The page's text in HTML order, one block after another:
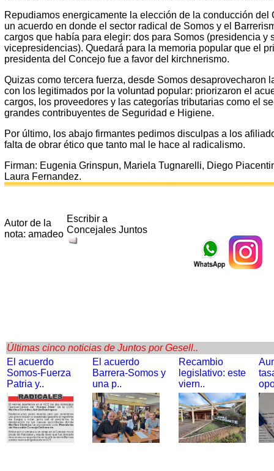
Repudiamos energicamente la elección de la conducción
un acuerdo en donde el sector radical de Somos y el
cargos que había para elegir: dos para Somos (presidencia y
vicepresidencias). Quedará para la memoria popular que el
presidenta del Concejo fue a favor del kirchnerismo.
Quizas como tercera fuerza, desde Somos desaprovecharon
con los legitimados por la voluntad popular: priorizaron el
cargos, los proveedores y las categorías tributarias como el
grandes contribuyentes de Seguridad e Higiene.
Por último, los abajo firmantes pedimos disculpas a los
falta de obrar ético que tanto mal le hace al radicalismo.
Firman: Eugenia Grinspun, Mariela Tugnarelli, Diego
Laura Fernandez.
Autor de la
nota: amadeo
Escribir a
Concejales Juntos
Últimas cinco noticias de Juntos por Gesell..
El acuerdo
Somos-Fuerza
Patria y..
El acuerdo
Barrera-Somos y
una p..
Recambio
legislativo: este
viern..